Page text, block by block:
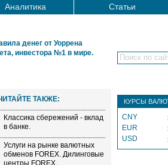
Аналитика Статьи
Поиск по
денег от Уоррена
инвестора №1 в мире.
ТАКЖЕ:
Классика сбережений - вклад
в банке.
Услуги на рынке валютных
обменов FOREX. Дилинговые
центры FOREX.
КУРСЫ
CNY
EUR
USD